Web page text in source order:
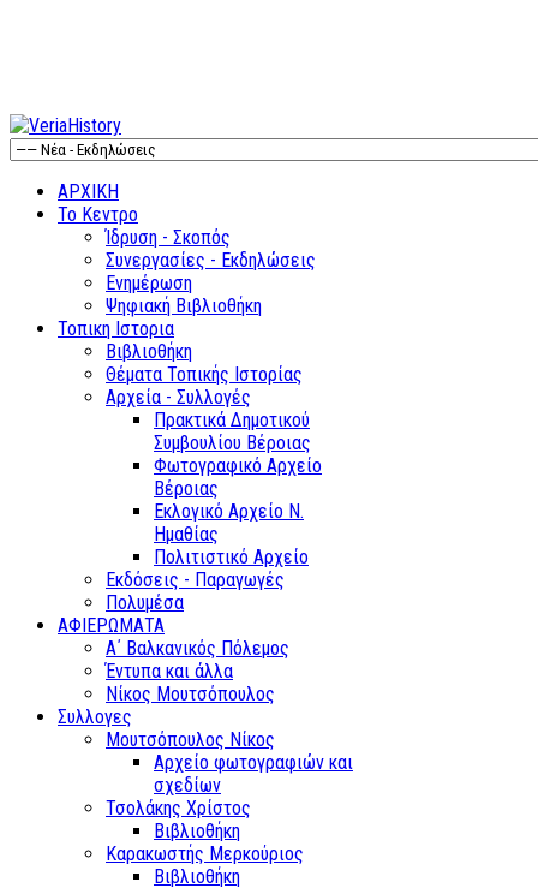
ΑΡΧΙΚΗ
Το Κεντρο
Ίδρυση - Σκοπός
Συνεργασίες - Εκδηλώσεις
Ενημέρωση
Ψηφιακή Βιβλιοθήκη
Τοπικη Ιστορια
Βιβλιοθήκη
Θέματα Τοπικής Ιστορίας
Αρχεία - Συλλογές
Πρακτικά Δημοτικού
Συμβουλίου Βέροιας
Φωτογραφικό Αρχείο
Βέροιας
Εκλογικό Αρχείο Ν.
Ημαθίας
Πολιτιστικό Αρχείο
Εκδόσεις - Παραγωγές
Πολυμέσα
ΑΦΙΕΡΩΜΑΤΑ
Α΄ Βαλκανικός Πόλεμος
Έντυπα και άλλα
Νίκος Μουτσόπουλος
Συλλογες
Μουτσόπουλος Νίκος
Αρχείο φωτογραφιών και
σχεδίων
Τσολάκης Χρίστος
Βιβλιοθήκη
Καρακωστής Μερκούριος
Βιβλιοθήκη